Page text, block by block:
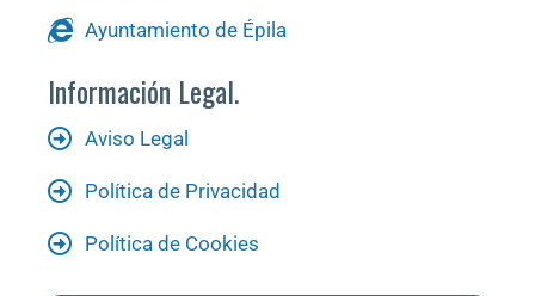
Ayuntamiento de Épila
Información Legal.
Aviso Legal
Política de Privacidad
Política de Cookies